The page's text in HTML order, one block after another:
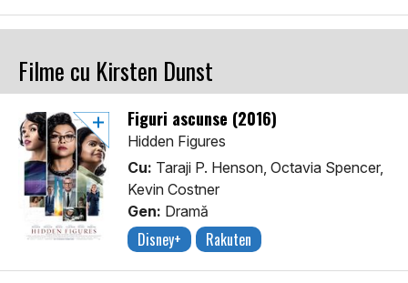
Filme cu Kirsten Dunst
Figuri ascunse (2016)
Hidden Figures
Cu: Taraji P. Henson, Octavia Spencer,
Kevin Costner
Gen: Dramă
Disney+ Rakuten